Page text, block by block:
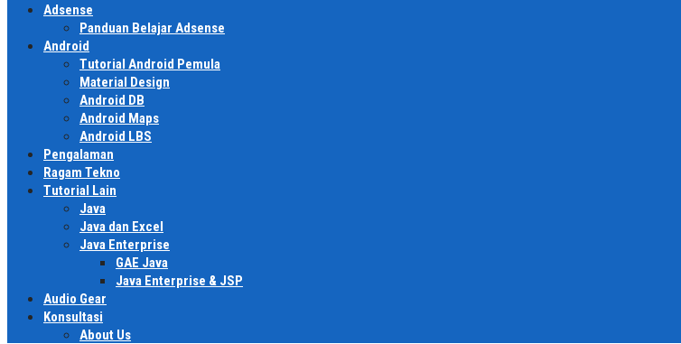
Adsense
Panduan Belajar Adsense
Android
Tutorial Android Pemula
Material Design
Android DB
Android Maps
Android LBS
Pengalaman
Ragam Tekno
Tutorial Lain
Java
Java dan Excel
Java Enterprise
GAE Java
Java Enterprise & JSP
Audio Gear
Konsultasi
About Us